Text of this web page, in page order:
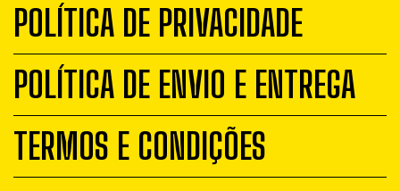
POLÍTICA DE PRIVACIDADE
POLÍTICA DE ENVIO E ENTREGA
TERMOS E CONDIÇÕES